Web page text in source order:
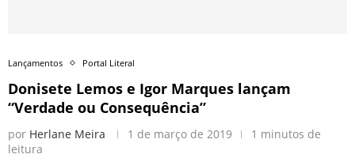
Lançamentos Portal Literal
Donisete Lemos e Igor Marques lançam
“Verdade ou Consequência”
por Herlane Meira 1 de março de 2019
1 minutos de
leitura